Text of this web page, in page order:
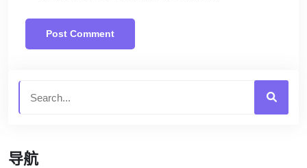
导航